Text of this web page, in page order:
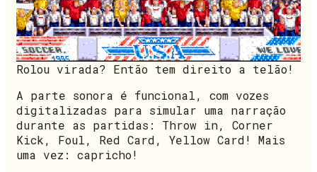
Rolou virada? Então tem direito a telão!
A parte sonora é funcional, com vozes
digitalizadas para simular uma narração
durante as partidas: Throw in, Corner
Kick, Foul, Red Card, Yellow Card! Mais
uma vez: capricho!